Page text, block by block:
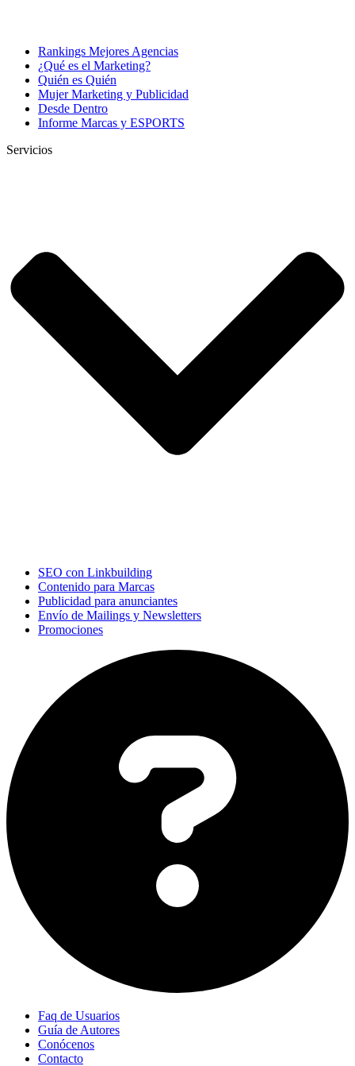
Rankings Mejores Agencias
¿Qué es el Marketing?
Quién es Quién
Mujer Marketing y Publicidad
Desde Dentro
Informe Marcas y ESPORTS
Servicios
SEO con Linkbuilding
Contenido para Marcas
Publicidad para anunciantes
Envío de Mailings y Newsletters
Promociones
Faq de Usuarios
Guía de Autores
Conócenos
Contacto